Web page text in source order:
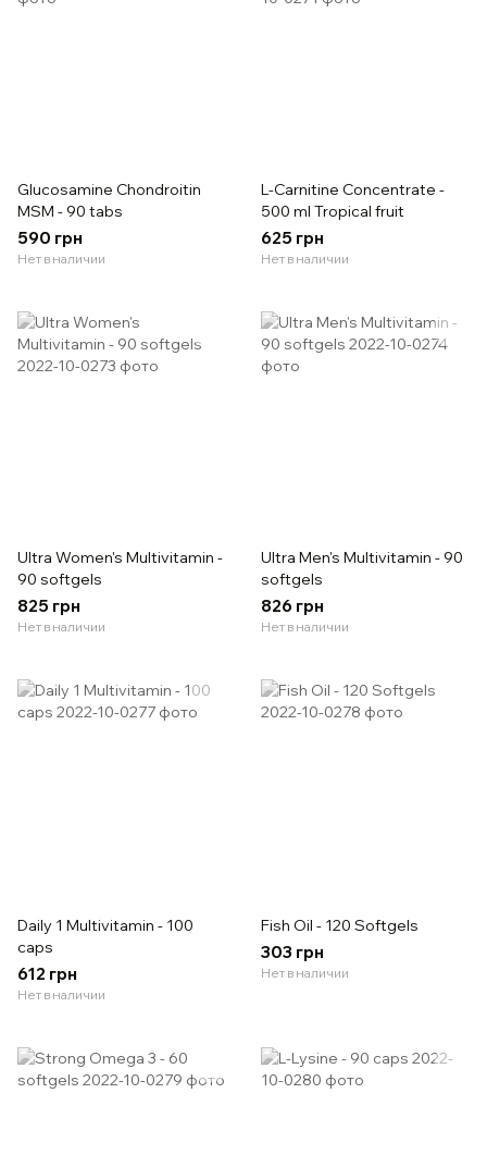
Glucosamine Chondroitin
MSM - 90 tabs
590 грн
Нет в наличии
L-Carnitine Concentrate -
500 ml Tropical fruit
625 грн
Нет в наличии
Ultra Women's Multivitamin -
90 softgels
825 грн
Нет в наличии
Ultra Men's Multivitamin - 90
softgels
826 грн
Нет в наличии
Daily 1 Multivitamin - 100
caps
612 грн
Нет в наличии
Fish Oil - 120 Softgels
303 грн
Нет в наличии